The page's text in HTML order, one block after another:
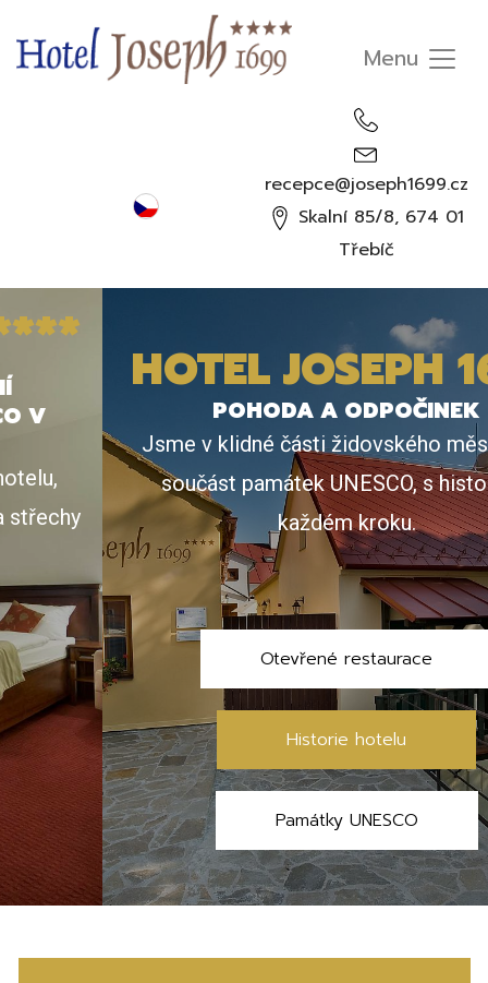
Čeština
Deutsch
recepce@joseph1699.cz
Skalní 85/8, 674 01
Třebíč
HOTEL JOSEPH 1699
POHODA A ODPOČINEK
Jsme v klidné části židovského města jako
součást památek UNESCO, s historií na
každém kroku.
Otevřené restaurace
Historie hotelu
Památky UNESCO